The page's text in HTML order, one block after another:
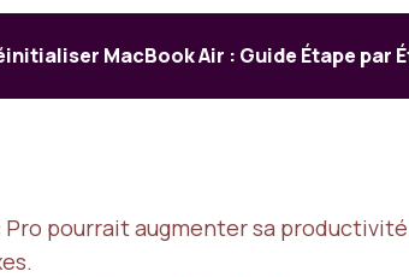
MacBook Air : Guide Étape par
pourrait augmenter sa